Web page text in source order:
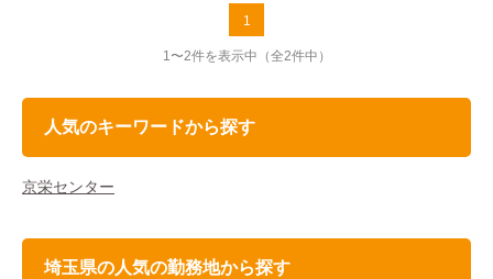
1
1〜2件を表示中 （全2件中）
人気のキーワードから探す
京栄センター
埼玉県の人気の勤務地から探す